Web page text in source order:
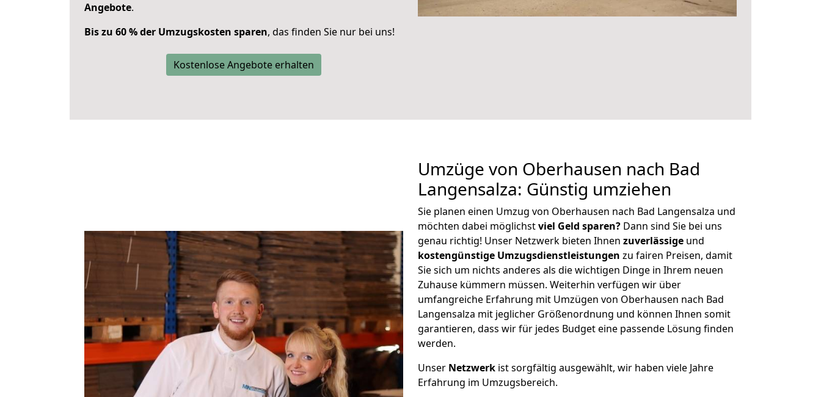
Angebote.
Bis zu 60 % der Umzugskosten sparen, das finden Sie nur bei uns!
Kostenlose Angebote erhalten
Umzüge von Oberhausen nach Bad
Langensalza: Günstig umziehen
Sie planen einen Umzug von Oberhausen nach Bad Langensalza und
möchten dabei möglichstviel Geld sparen? Dann sind Sie bei uns
genau richtig! Unser Netzwerk bieten Ihnen zuverlässige und
kostengünstige Umzugsdienstleistungen zu fairen Preisen, damit
Sie sich um nichts anderes als die wichtigen Dinge in Ihrem neuen
Zuhause kümmern müssen. Weiterhin verfügen wir über
umfangreiche Erfahrung mit Umzügen von Oberhausen nach Bad
Langensalza mit jeglicher Größenordnung und können Ihnen somit
garantieren, dass wir für jedes Budget eine passende Lösung finden
werden.
Unser Netzwerk ist sorgfältig ausgewählt, wir haben viele Jahre
Erfahrung im Umzugsbereich.